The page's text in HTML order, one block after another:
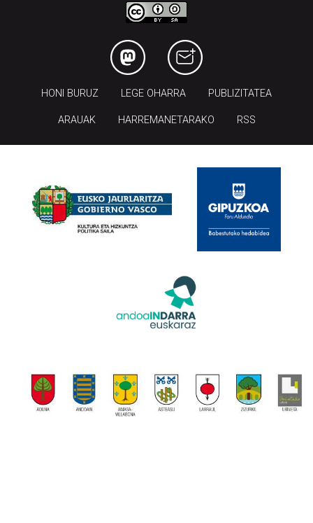
HONI BURUZ LEGE OHARRA PUBLIZITATEA
ARAUAK HARREMANETARAKO RSS